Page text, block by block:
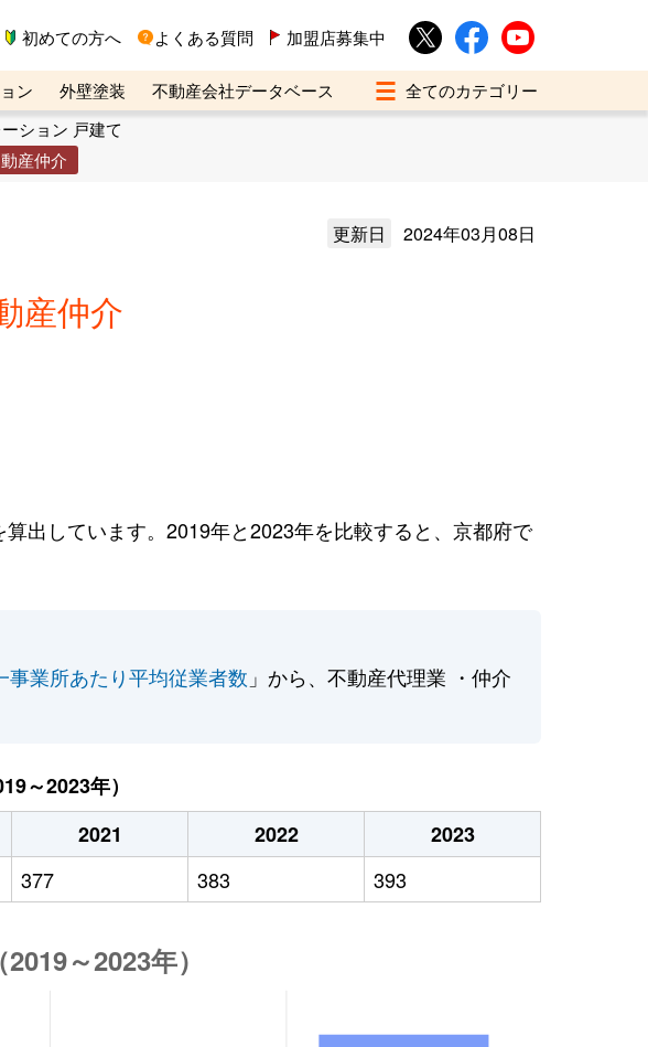
初めての方へ よくある質問 加盟店募集中
ン 外壁塗装
不動産会社データベース
ご相談デスク
ション 戸建て
産仲介
更新日 2024年03月08日
産仲介
出しています。2019年と2023年を比較すると、京都府で
事業所あたり平均従業者数 」から、不動産代理業 ・仲介
～2023年）
2021 2022
2023
377 383 393